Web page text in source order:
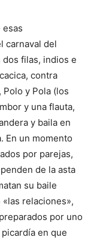
esas
carnaval del
filas, indios e
contra
y Pola (los
y una flauta,
y baila en
En un momento
por parejas,
de la asta
su baile
relaciones»,
por uno
en que